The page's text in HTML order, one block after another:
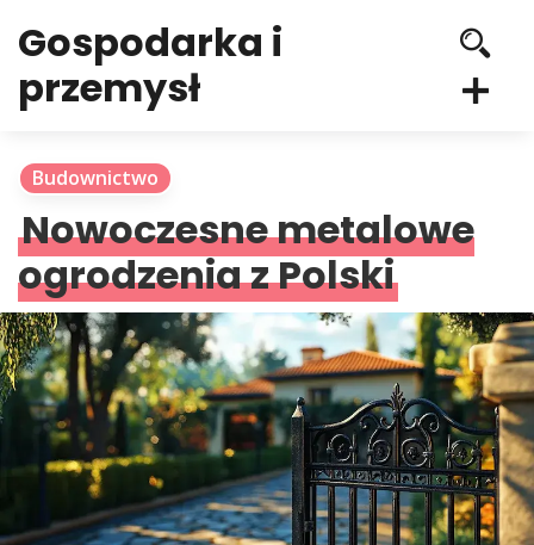
Gospodarka i
przemysł
Budownictwo
Nowoczesne metalowe
ogrodzenia z Polski